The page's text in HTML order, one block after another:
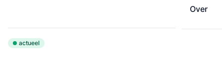
Over
actueel